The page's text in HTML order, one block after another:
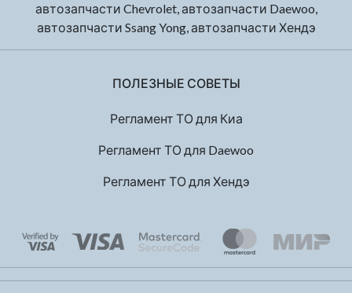
автозапчасти Chevrolet, автозапчасти Daewoo,
автозапчасти Ssang Yong, автозапчасти Хендэ
ПОЛЕЗНЫЕ СОВЕТЫ
Регламент ТО для Киа
Регламент ТО для Daewoo
Регламент ТО для Хендэ